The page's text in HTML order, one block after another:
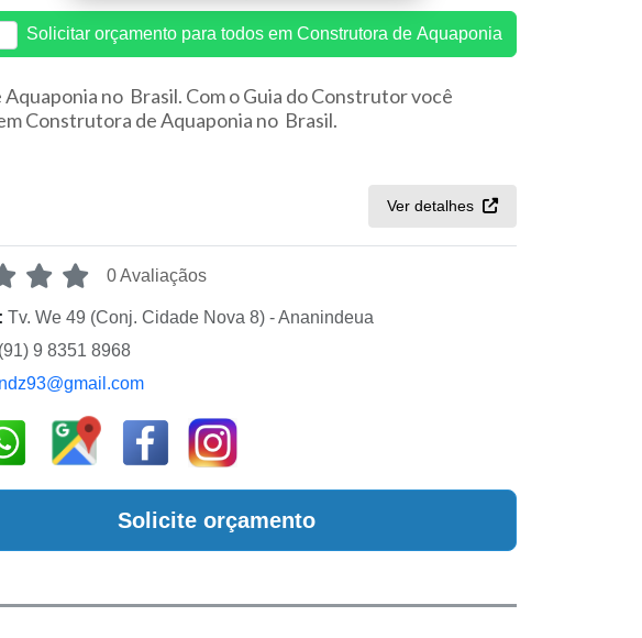
Solicitar orçamento para todos em Construtora de Aquaponia
no Brasil. Com o Guia do Construtor você
Construtora de Aquaponia no Brasil.
Ver detalhes
0 Avaliaçãos
Tv. We 49 (Conj. Cidade Nova 8) - Ananindeua
(91) 9 8351 8968
Solicite orçamento